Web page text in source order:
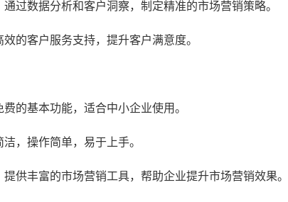
过数据分析和客户洞察，制定精准的市场营销策略。
的客户服务支持，提升客户满意度。
的基本功能，适合中小企业使用。
，操作简单，易于上手。
供丰富的市场营销工具，帮助企业提升市场营销效果。